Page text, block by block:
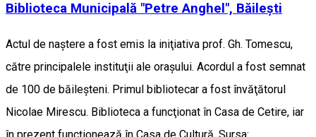
Biblioteca Municipală "Petre Anghel", Băilești
Actul de naştere a fost emis la iniţiativa prof. Gh. Tomescu,
către principalele instituţii ale oraşului. Acordul a fost semnat
de 100 de băileşteni. Primul bibliotecar a fost învăţătorul
Nicolae Mirescu. Biblioteca a funcţionat în Casa de Cetire, iar